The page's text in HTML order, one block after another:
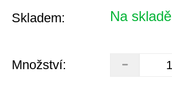
Skladem: Na skladě
Množství: